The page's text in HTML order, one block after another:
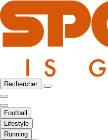
Rechercher
Football
Lifestyle
Running